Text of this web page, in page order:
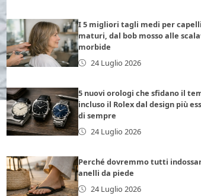
I 5 migliori tagli medi per capelli
maturi, dal bob mosso alle
morbide
24 Luglio 2026
5 nuovi orologi che sfidano il
incluso il Rolex dal design più
di sempre
24 Luglio 2026
Perché dovremmo tutti
anelli da piede
24 Luglio 2026